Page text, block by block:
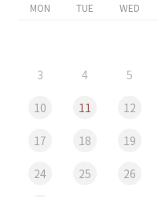
MON TUE WED
3 4 5
10 11 12
17 18 19
24 25 26